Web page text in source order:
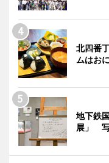
北四番
ムはお
地下鉄
展」 写